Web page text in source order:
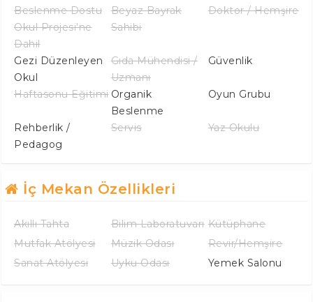
Beslenme Dostu
Okul Projesi'ne
Dahil
Beyaz Bayrak
Sahibi
Doktor / Hemşire
Gezi Düzenleyen
Okul
Gıda Mühendisi /
Uzmanı
Güvenlik
Haftasonu Eğitimi Organik
Beslenme
Oyun Grubu
Rehberlik /
Pedagog
Servis Yaz Okulu
İç Mekan Özellikleri
Akıllı Tahta Bilim Laboratuvarı Kütüphane
Mutfak Atölyesi
Müzik Odası
Revir/Hemşire
Sanat Atölyesi
Uyku Odası Yemek Salonu